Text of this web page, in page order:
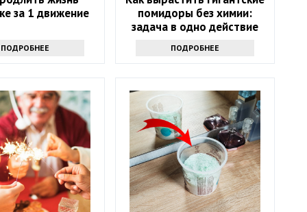
за 1 движение
ПОДРОБНЕЕ
помидоры без химии:
задача в одно действие
ПОДРОБНЕЕ